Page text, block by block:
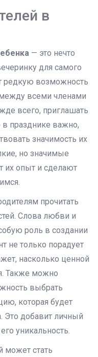
в
— это нечто
для самого
редкую возможность
всеми членами
всего, приглашать
в празднике важно,
значимость их
но значимые
их опыт и сделают
прочитать
Слова любви и
роль в создании
не только порадует
насколько ценной
Также можно
выбрать
которая будет
Это добавит личный
уникальность.
может стать